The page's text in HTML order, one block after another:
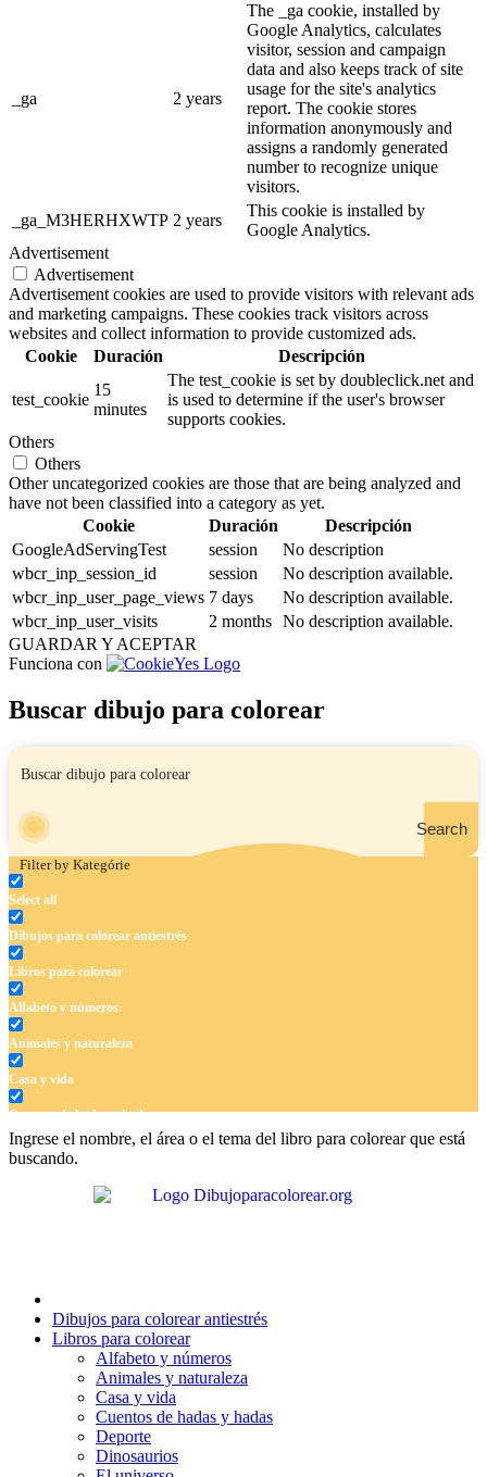
_ga 2 years
The _ga cookie, installed by
Google Analytics, calculates
visitor, session and campaign
data and also keeps track of site
usage for the site's analytics
report. The cookie stores
information anonymously and
assigns a randomly generated
number to recognize unique
visitors.
_ga_M3HERHXWTP 2 years
This cookie is installed by
Google Analytics.
Advertisement
Advertisement
Advertisement cookies are used to provide visitors with relevant ads
and marketing campaigns. These cookies track visitors across
websites and collect information to provide customized ads.
Cookie
Duración Descripción
test_cookie
15
minutes
The test_cookie is set by doubleclick.net and
is used to determine if the user's browser
supports cookies.
Others
Others
Other uncategorized cookies are those that are being analyzed and
have not been classified into a category as yet.
Cookie
Duración
Descripción
GoogleAdServingTest
session
No description
wbcr_inp_session_id
session
No description available.
wbcr_inp_user_page_views 7 days
No description available.
wbcr_inp_user_visits
2 months No description available.
GUARDAR Y ACEPTAR
Funciona con
Buscar dibujo para colorear
Search
Filter by Kategórie
Select all
Dibujos para colorear antiestrés
Libros para colorear
Alfabeto y números
Animales y naturaleza
Casa y vida
Cuentos de hadas y hadas
Deporte
Frutas y vegetales
Halloween y otoño
Invierno y navidad
Música e instrumentos musicales
Ingrese el nombre, el área o el tema del libro para colorear que está
buscando.
Dibujos para colorear antiestrés
Libros para colorear
Alfabeto y números
Animales y naturaleza
Casa y vida
Cuentos de hadas y hadas
Deporte
Dinosaurios